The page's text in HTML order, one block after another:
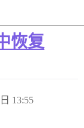
恢复
13:55